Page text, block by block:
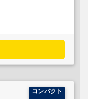
コンパクト